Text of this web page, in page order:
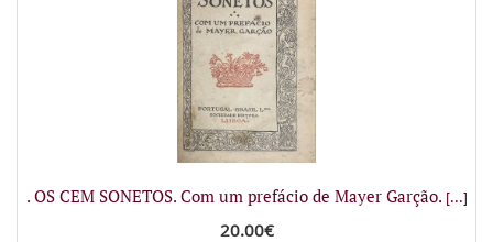
. OS CEM SONETOS. Com um prefácio de Mayer Garção. [...]
20.00€